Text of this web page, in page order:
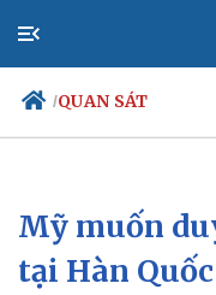
/QUAN SÁT
Chính trị
Đảng
Tổ chức nhân sự
Mỹ muốn
tại Hàn